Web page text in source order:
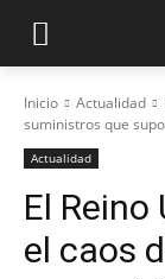
Inicio Actualidad
suministros que
Actualidad
El
el caos